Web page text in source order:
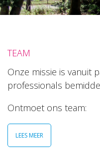
TEAM
Onze missie is vanuit
professionals
Ontmoet ons team:
LEES MEER